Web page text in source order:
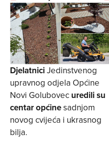
DjelatniciJedinstvenog
upravnog odjela Općine
Novi Golubovec uredili su
centar općinesadnjom
novog cvijeća i ukrasnog
bilja.